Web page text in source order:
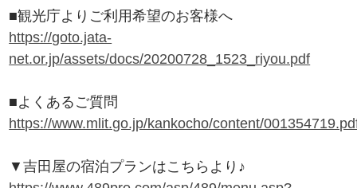
■観光庁よりご利用希望のお客様へ
https://goto.jata-
net.or.jp/assets/docs/20200728_1523_riyou.pdf
■よくあるご質問
https://www.mlit.go.jp/kankocho/content/
▼吉田屋の宿泊プランはこちらより♪